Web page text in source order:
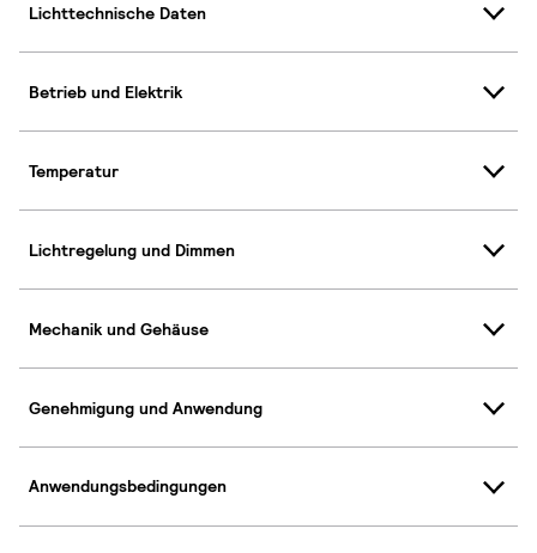
Lichttechnische Daten
Betrieb und Elektrik
Temperatur
Lichtregelung und Dimmen
Mechanik und Gehäuse
Genehmigung und Anwendung
Anwendungsbedingungen